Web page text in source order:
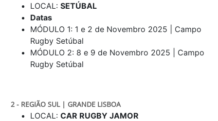
LOCAL:SETÚBAL
Datas
MÓDULO 1: 1 e 2 de Novembro 2025 | Campo
Rugby Setúbal
MÓDULO 2: 8 e 9 de Novembro 2025 | Campo
Rugby Setúbal
2 - REGIÃO SUL | GRANDE LISBOA
LOCAL:CAR RUGBY JAMOR